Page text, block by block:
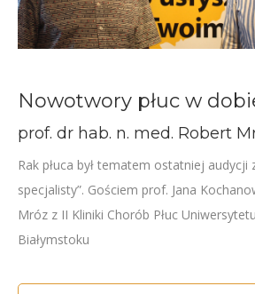
Nowotwory płuc w
prof. dr hab. n. med. Robert
Rak płuca był tematem ostatniej audycji
specjalisty”. Gościem prof. Jana
Mróz z II Kliniki Chorób Płuc
Białymstoku